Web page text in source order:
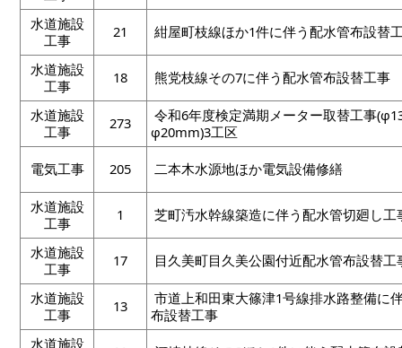
水道施設
工事
21 紺屋町枝線ほか1件に伴う配水管布設替
水道施設
工事
18 熊党枝線その7に伴う配水管布設替工事
水道施設
工事
273
令和6年度検定満期メーター取替工事
φ20mm)3工区
電気工事 205 二本木水源地ほか電気設備修繕
水道施設
工事
1 芝町汚水幹線築造に伴う配水管切廻し工
水道施設
工事
17 目久美町目久美公園付近配水管布設替工
水道施設
工事
13
市道上和田東大篠津1号線排水路整備に
布設替工事
水道施設